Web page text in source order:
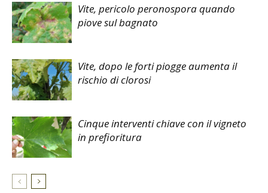
Vite, pericolo peronospora quando
piove sul bagnato
Vite, dopo le forti piogge aumenta il
rischio di clorosi
Cinque interventi chiave con il vigneto
in prefioritura